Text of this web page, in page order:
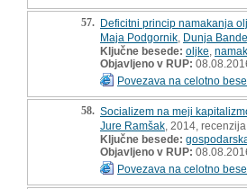
57. Deficitni princip namakanja
Maja Podgornik Dunja
Ključne besede: oljke
Objavljeno v RUP:
Povezava na celotno
58. Socializem na meji
Jure Ramšak , 2014,
Ključne besede:
Objavljeno v RUP:
Povezava na celotno